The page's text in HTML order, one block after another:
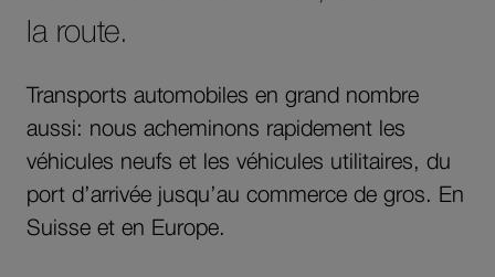
la route.
Transports automobiles en grand nombre
aussi: nous acheminons rapidement les
véhicules neufs et les véhicules utilitaires, du
port d’arrivée jusqu’au commerce de gros. En
Suisse et en Europe.